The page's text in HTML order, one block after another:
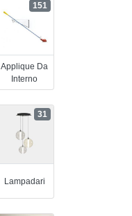
Applique Da
Interno
151
Lampadari
31